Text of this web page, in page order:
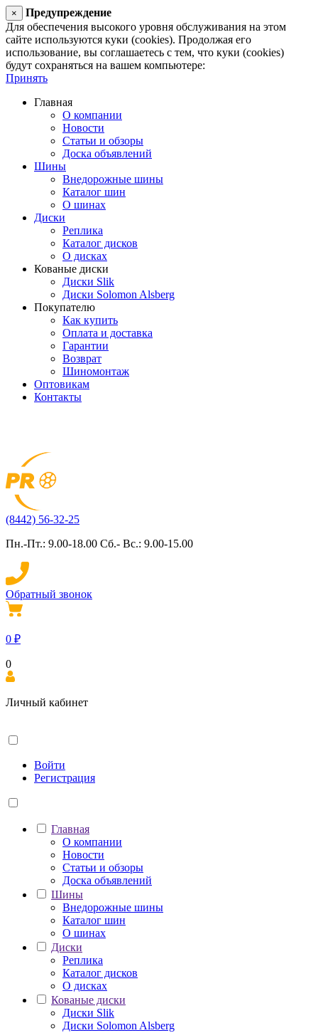
×
Предупреждение
Для обеспечения высокого уровня обслуживания на этом
сайте используются куки (cookies). Продолжая его
использование, вы соглашаетесь с тем, что куки (cookies)
будут сохраняться на вашем компьютере:
Принять
Главная
О компании
Новости
Статьи и обзоры
Доска объявлений
Шины
Внедорожные шины
Каталог шин
О шинах
Диски
Реплика
Каталог дисков
О дисках
Кованые диски
Диски Slik
Диски Solomon Alsberg
Покупателю
Как купить
Оплата и доставка
Гарантии
Возврат
Шиномонтаж
Оптовикам
Контакты
(8442) 56-32-25
Пн.-Пт.: 9.00-18.00 Сб.- Вс.: 9.00-15.00
Обратный звонок
0 ₽
0
Личный кабинет
Войти
Регистрация
Главная
О компании
Новости
Статьи и обзоры
Доска объявлений
Шины
Внедорожные шины
Каталог шин
О шинах
Диски
Реплика
Каталог дисков
О дисках
Кованые диски
Диски Slik
Диски Solomon Alsberg